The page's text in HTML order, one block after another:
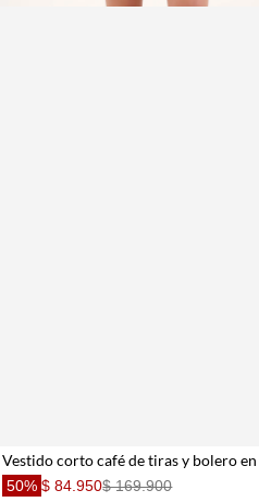
50% $ 84.950$ 169.900